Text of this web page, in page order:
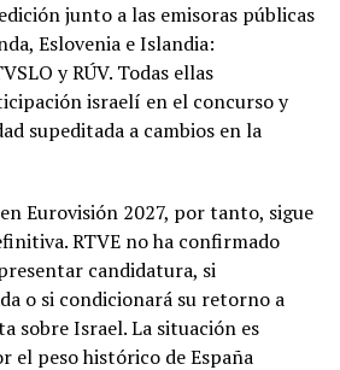
junto a las emisoras públicas
Eslovenia e Islandia:
y RÚV. Todas ellas
israelí en el concurso y
supeditada a cambios en la
Eurovisión 2027, por tanto, sigue
RTVE no ha confirmado
candidatura, si
o si condicionará su retorno a
sobre Israel. La situación es
el peso histórico de España